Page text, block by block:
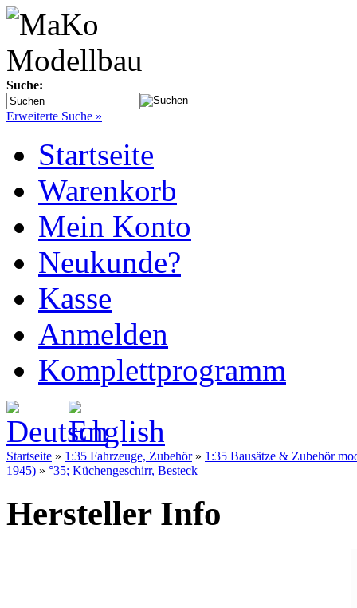
Suche:
Erweiterte Suche »
Startseite
Warenkorb
Mein Konto
Neukunde?
Kasse
Anmelden
Komplettprogramm
Startseite » 1:35 Fahrzeuge, Zubehör» 1:35 Bausätze & Zubehör
1945) » °35; Küchengeschirr, Besteck
Hersteller Info